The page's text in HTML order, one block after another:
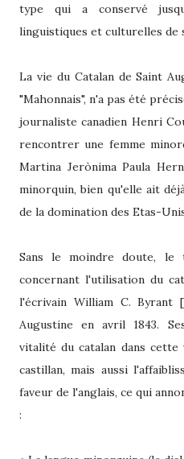
type qui a conservé
linguistiques et culturelles de
La vie du Catalan de Saint
"Mahonnais", n'a pas été
journaliste canadien Henri
rencontrer une femme
Martina Jerònima Paula
minorquin, bien qu'elle ait
de la domination des Etas-
Sans le moindre doute, le
concernant l'utilisation du
l'écrivain William C.
Augustine en avril 1843.
vitalité du catalan dans cette
castillan, mais aussi
faveur de l'anglais, ce qui
: